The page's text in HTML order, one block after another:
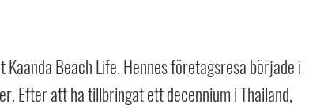
Beach Life. Hennes företagsresa började i
Efter att ha tillbringat ett decennium i Thailand,